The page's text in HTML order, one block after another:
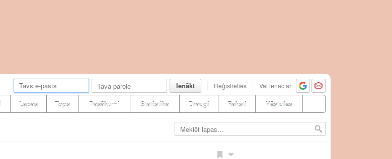
Ienākt Reģistrēties Vai ienāc ar
Lapas Tops Pasākumi Statistika Draugi Raksti Vēstules